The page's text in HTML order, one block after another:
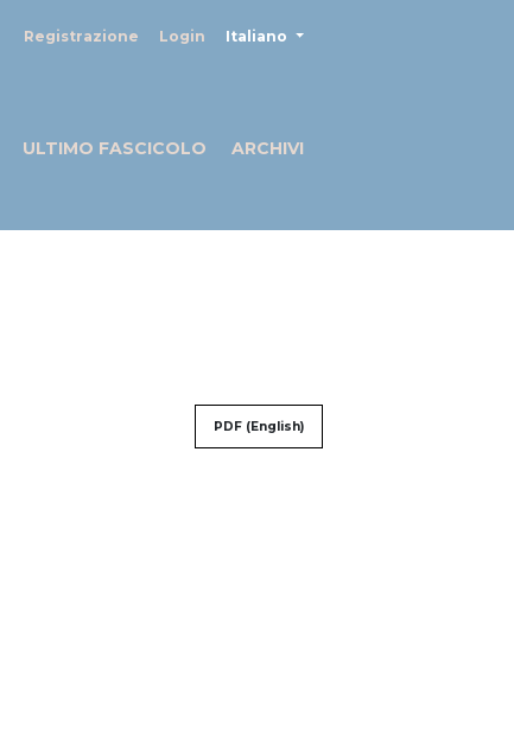
Registrazione Login Italiano
ULTIMO FASCICOLO
ARCHIVI
PDF (English)